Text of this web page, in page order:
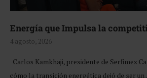
Energía que Impulsa la
4 agosto, 2026
Carlos Kamkhaji, presidente de Serfimex
cómo la transición energética dejó de ser